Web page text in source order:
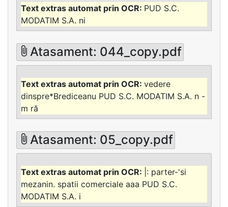
PUD S.C.
MODATIM S.A. ni
Atasament: 044_copy.pdf
vedere
dinspre*Brediceanu PUD S.C. MODATIM S.A. n -
m ră
Atasament: 05_copy.pdf
|: parter-'si
mezanin. spatii comerciale aaa PUD S.C.
MODATIM S.A. i